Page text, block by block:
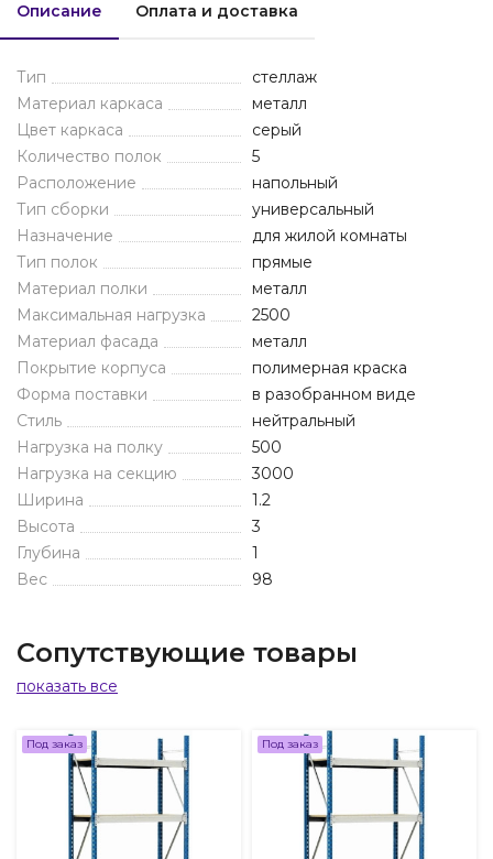
Описание Оплата и доставка
Тип
стеллаж
Материал каркаса
металл
Цвет каркаса
серый
Количество полок
5
Расположение
напольный
Тип сборки
универсальный
Назначение
для жилой комнаты
Тип полок
прямые
Материал полки
металл
Максимальная нагрузка
2500
Материал фасада
металл
Покрытие корпуса
полимерная краска
Форма поставки
в разобранном виде
Стиль
нейтральный
Нагрузка на полку
500
Нагрузка на секцию
3000
Ширина
1.2
Высота
3
Глубина
1
Вес
98
Сопутствующие товары
показать все
Под заказ Под заказ